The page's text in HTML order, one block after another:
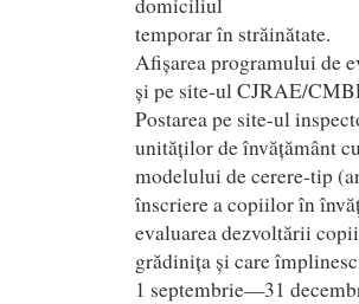
temporar în străinătate.
Afișarea programului de
și pe site-ul CJRAE/
Postarea pe site-ul
unităților de învățământ
modelului de cerere-tip
înscriere a copiilor în
evaluarea dezvoltării
grădinița și care
1 septembrie—31